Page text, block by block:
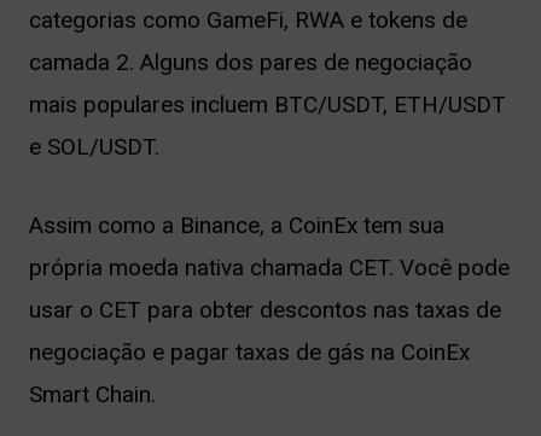
categorias como GameFi, RWA e tokens de
camada 2. Alguns dos pares de negociação
mais populares incluem BTC/USDT, ETH/USDT
e SOL/USDT.
Assim como a Binance, a CoinEx tem sua
própria moeda nativa chamada CET. Você pode
usar o CET para obter descontos nas taxas de
negociação e pagar taxas de gás na CoinEx
Smart Chain.